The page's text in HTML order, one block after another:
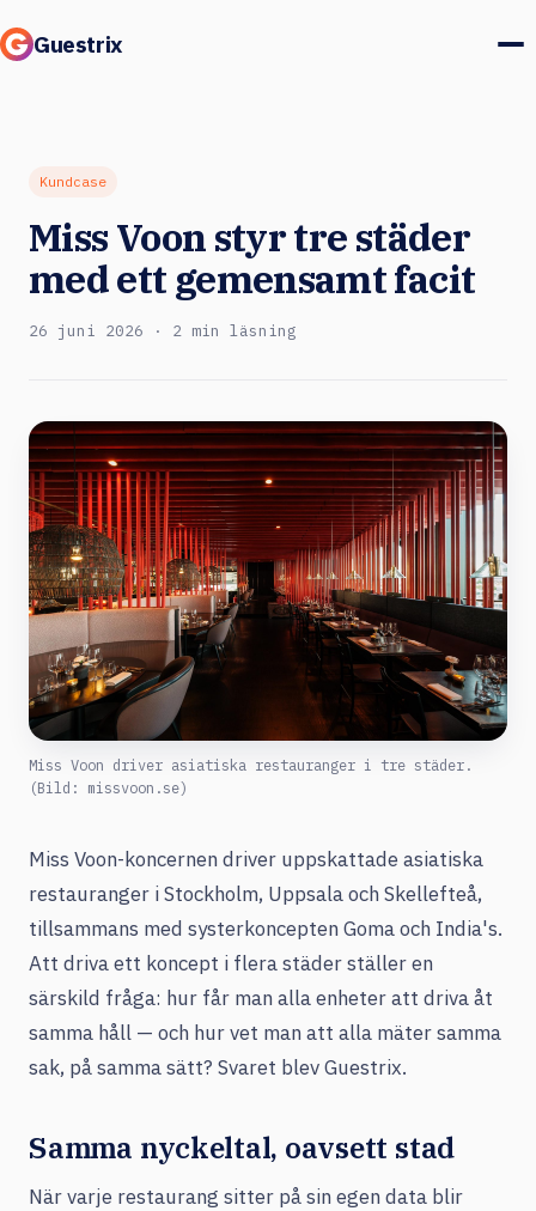
Guestrix
Integrationer
Priser
Logga in
Boka en demo
Kundcase
Miss Voon styr tre städer
med ett gemensamt facit
26 juni 2026 · 2 min läsning
Miss Voon driver asiatiska restauranger i tre städer.
(Bild: missvoon.se)
Miss Voon-koncernen driver uppskattade asiatiska
restauranger i Stockholm, Uppsala och Skellefteå,
tillsammans med systerkoncepten Goma och India's.
Att driva ett koncept i flera städer ställer en
särskild fråga: hur får man alla enheter att driva åt
samma håll — och hur vet man att alla mäter samma
sak, på samma sätt? Svaret blev Guestrix.
Samma nyckeltal, oavsett stad
När varje restaurang sitter på sin egen data blir